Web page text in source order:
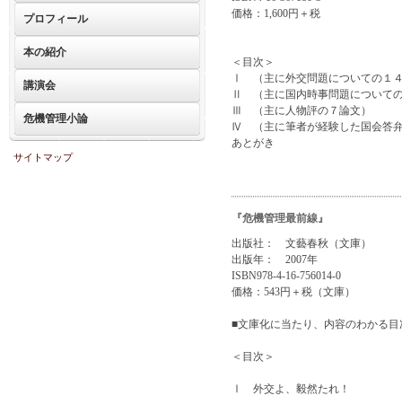
価格：1,600円＋税
＜目次＞
Ⅰ （主に外交問題についての１
Ⅱ （主に国内時事問題について
Ⅲ （主に人物評の７論文）
Ⅳ （主に筆者が経験した国会答
あとがき
『危機管理最前線』
出版社： 文藝春秋（文庫）
出版年： 2007年
ISBN978-4-16-756014-0
価格：543円＋税（文庫）
■文庫化に当たり、内容のわかる
＜目次＞
Ⅰ 外交よ、毅然たれ！
プロフィール
本の紹介
講演会
危機管理小論
サイトマップ